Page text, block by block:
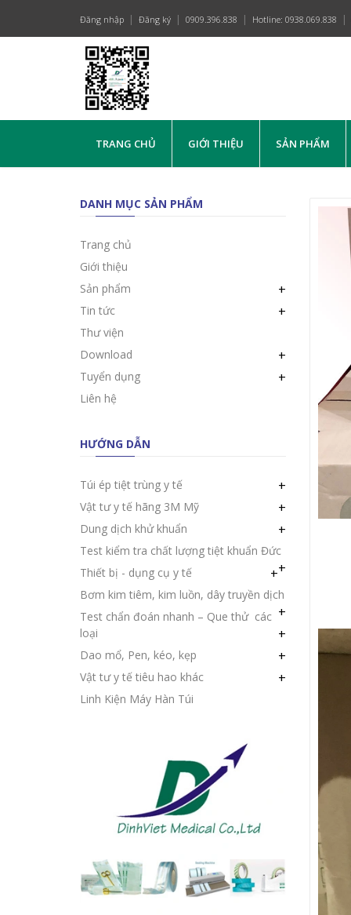
Đăng nhập Đăng ký 0909.396.838 Hotline: 0938.069.838
TRANG CHỦ GIỚI THIỆU SẢN PHẨM
DANH MỤC SẢN PHẨM
Trang chủ
Giới thiệu
Sản phẩm
+
Tin tức +
Thư viện
Download
+
Tuyển dụng +
Liên hệ
HƯỚNG DẪN
Túi ép tiệt trùng y tế +
Vật tư y tế hãng 3M Mỹ +
Dung dịch khử khuẩn +
Test kiểm tra chất lượng tiệt khuẩn Đức
+
Thiết bị - dụng cụ y tế +
Bơm kim tiêm, kim luồn, dây truyền dịch
+
Test chẩn đoán nhanh – Que thử các
loại
+
Dao mổ, Pen, kéo, kẹp +
Vật tư y tế tiêu hao khác +
Linh Kiện Máy Hàn Túi